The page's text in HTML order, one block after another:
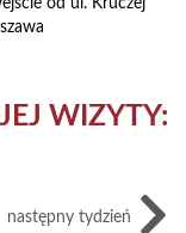
od ul. Kruczej
WIZYTY:
następny tydzień